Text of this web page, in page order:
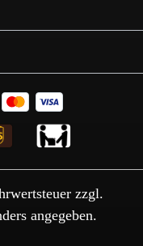
zzgl.
angegeben.